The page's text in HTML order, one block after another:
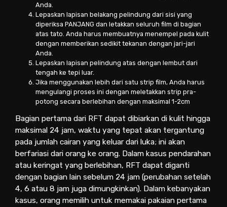
Anda.
Lepaskan lapisan belakang pelindung dari sisi yang
diperiksa PANJANG dan letakkan seluruh film di bagian
atas tato. Anda harus membuatnya menempel pada kulit
dengan memberikan sedikit tekanan dengan jari-jari
Anda.
Lepaskan lapisan pelindung atas dengan lembut dari
tengah ke tepi luar.
Jika menggunakan lebih dari satu strip film, Anda harus
mengulangi proses ini dengan meletakkan strip pra-
potong secara berlebihan dengan maksimal 1-2cm
Bagian pertama dari RFT dapat dibiarkan di kulit hingga
maksimal 24 jam, waktu yang tepat akan tergantung
pada jumlah cairan yang keluar dari luka; ini akan
berfariasi dari orang ke orang. Dalam kasus pendarahan
atau keringat yang berlebihan, RFT dapat diganti
dengan bagian lain sebelum 24 jam (perubahan setelah
4, 6 atau 8 jam juga dimungkinkan). Dalam kebanyakan
kasus, orang memilih untuk memakai pakaian pertama